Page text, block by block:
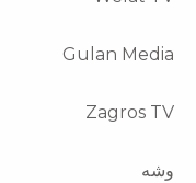
Gulan Media
Zagros TV
وشە